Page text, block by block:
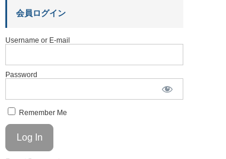
会員ログイン
Username or E-mail
Password
Remember Me